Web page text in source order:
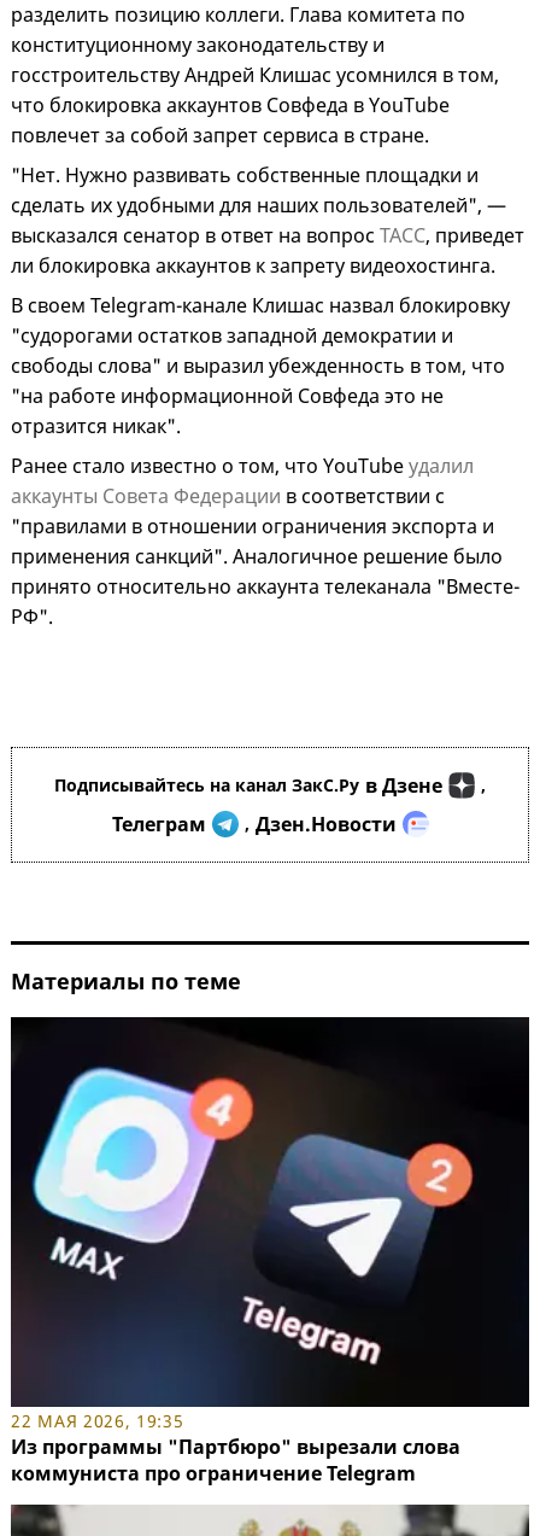
разделить позицию коллеги. Глава комитета по
конституционному законодательству и
госстроительству Андрей Клишас усомнился в том,
что блокировка аккаунтов Совфеда в YouTube
повлечет за собой запрет сервиса в стране.
"Нет. Нужно развивать собственные площадки и
сделать их удобными для наших пользователей", —
высказался сенатор в ответ на вопрос ТАСС, приведет
ли блокировка аккаунтов к запрету видеохостинга.
В своем Telegram-канале Клишас назвал блокировку
"судорогами остатков западной демократии и
свободы слова" и выразил убежденность в том, что
"на работе информационной Совфеда это не
отразится никак".
Ранее стало известно о том, что YouTubeудалил
аккаунты Совета Федерации в соответствии с
"правилами в отношении ограничения экспорта и
применения санкций". Аналогичное решение было
принято относительно аккаунта телеканала "Вместе-
РФ".
Подписывайтесь на канал ЗакС.Ру в Дзене ,
Телеграм , Дзен.Новости
Материалы по теме
22 МАЯ 2026, 19:35
Из программы "Партбюро" вырезали слова
коммуниста про ограничение Telegram